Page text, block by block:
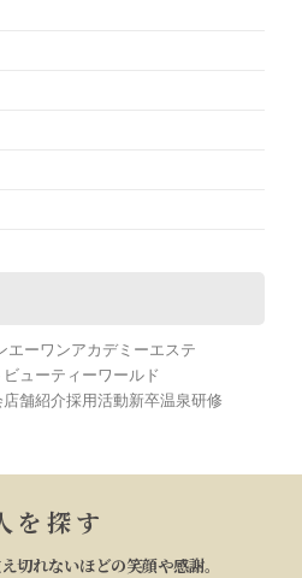
エーワンアカデミーエステ
ビューティーワールド
店舗紹介採用活動新卒温泉研修
を探す
切れないほどの笑顔や感謝。